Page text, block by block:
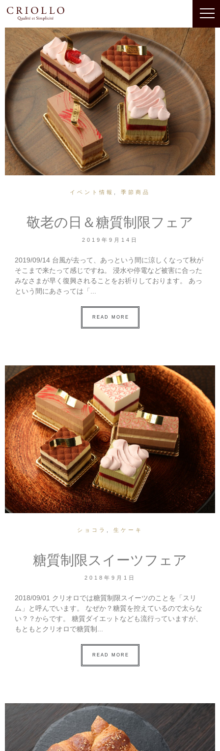
イベント情報 季節商品
敬老の日＆糖質制限フェア
2019年9月14日
2019/09/14 台風が去って、あっという間に涼しくなって秋が
そこまで来たって感じですね。 浸水や停電など被害に合った
みなさまが早く復興されることをお祈りしております。 あっ
という間にあさっては「...
READ MORE
ショコラ 生ケーキ
糖質制限スイーツフェア
2018年9月1日
2018/09/01 クリオロでは糖質制限スイーツのことを「スリ
ム」と呼んでいます。 なぜか？糖質を控えているので太らな
い？？からです。 糖質ダイエットなども流行っていますが、
もともとクリオロで糖質制...
READ MORE